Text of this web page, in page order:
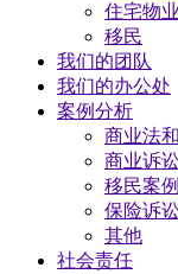
住宅物
移民
我们的团队
我们的办公处
案例分析
商业法
商业诉
移民案例
保险诉
其他
社会责任